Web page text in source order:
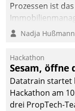
Prozessen ist das
der Bayerischen
Ressort
künftige
gerüstet.
Nadja Hußmann
Hackathon
Sesam, öffne
Datatrain startet
Hackathon am
drei PropTech-